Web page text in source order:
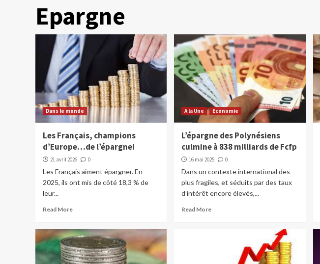
Epargne
Dans le monde
Les Français, champions
d’Europe…de l’épargne!
21 avril 2026 0
Les Français aiment épargner. En
2025, ils ont mis de côté 18,3 % de
leur...
Read More
A la Une Economie
L’épargne des Polynésiens
culmine à 838 milliards de Fcfp
16 mai 2025 0
Dans un contexte international des
plus fragiles, et séduits par des taux
d’intérêt encore élevés,...
Read More